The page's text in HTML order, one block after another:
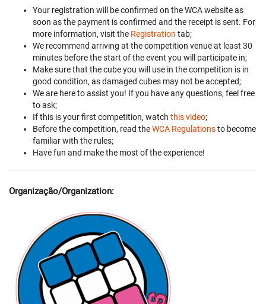
Your registration will be confirmed on the WCA website as
soon as the payment is confirmed and the receipt is sent. For
more information, visit the Registration tab;
We recommend arriving at the competition venue at least 30
minutes before the start of the event you will participate in;
Make sure that the cube you will use in the competition is in
good condition, as damaged cubes may not be accepted;
We are here to assist you! If you have any questions, feel free
to ask;
If this is your first competition, watch this video;
Before the competition, read theWCA Regulationsto become
familiar with the rules;
Have fun and make the most of the experience!
Organização/Organization: